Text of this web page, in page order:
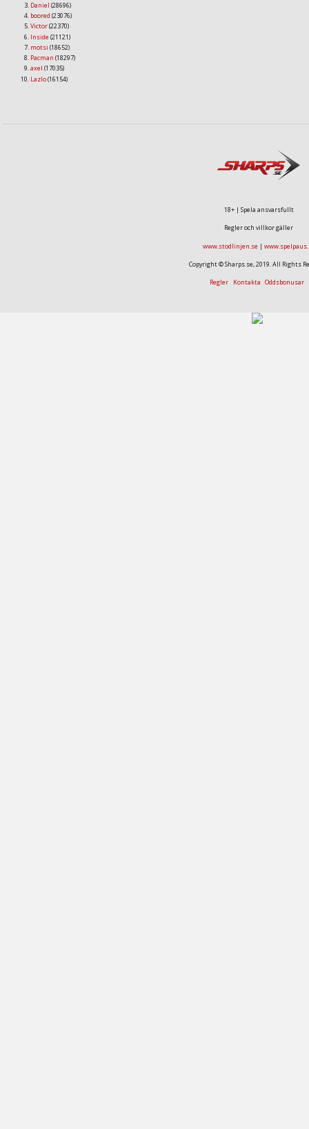
Daniel (28696)
boored (23076)
Victor(22370)
Inside (21121)
motsi (18652)
Pacman (18297)
axel (17035)
Lazlo(16154)
18+ | Spela ansvarsfullt
Regler och villkor gäller
www.stodlinjen.se |
Copyright © Sharps.se, 2019. All Rights
Regler Kontakta Oddsbonusar